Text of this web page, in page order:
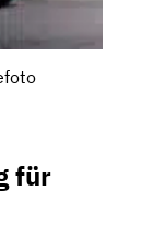
für